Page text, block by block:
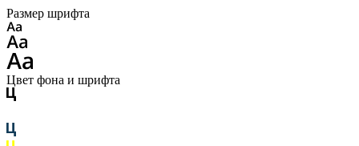
Размер шрифта
Цвет фона и шрифта